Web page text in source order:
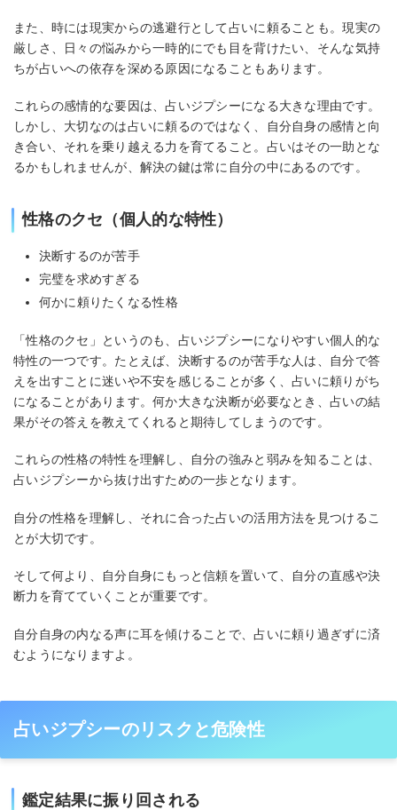
また、時には現実からの逃避行として占いに頼ることも。現実の
厳しさ、日々の悩みから一時的にでも目を背けたい、そんな気持
ちが占いへの依存を深める原因になることもあります。
これらの感情的な要因は、占いジプシーになる大きな理由です。
しかし、大切なのは占いに頼るのではなく、自分自身の感情と向
き合い、それを乗り越える力を育てること。占いはその一助とな
るかもしれませんが、解決の鍵は常に自分の中にあるのです。
性格のクセ（個人的な特性）
決断するのが苦手
完璧を求めすぎる
何かに頼りたくなる性格
「性格のクセ」というのも、占いジプシーになりやすい個人的な
特性の一つです。たとえば、決断するのが苦手な人は、自分で答
えを出すことに迷いや不安を感じることが多く、占いに頼りがち
になることがあります。何か大きな決断が必要なとき、占いの結
果がその答えを教えてくれると期待してしまうのです。
これらの性格の特性を理解し、自分の強みと弱みを知ることは、
占いジプシーから抜け出すための一歩となります。
自分の性格を理解し、それに合った占いの活用方法を見つけるこ
とが大切です。
そして何より、自分自身にもっと信頼を置いて、自分の直感や決
断力を育てていくことが重要です。
自分自身の内なる声に耳を傾けることで、占いに頼り過ぎずに済
むようになりますよ。
占いジプシーのリスクと危険性
鑑定結果に振り回される